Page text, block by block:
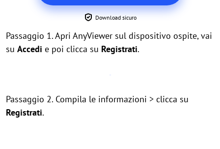
Download sicuro
Passaggio 1. Apri AnyViewer sul dispositivo ospite, vai
su Accedi e poi clicca su Registrati.
Passaggio 2. Compila le informazioni > clicca su
Registrati.